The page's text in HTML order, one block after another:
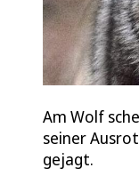
Am Wolf
seiner
gejagt.